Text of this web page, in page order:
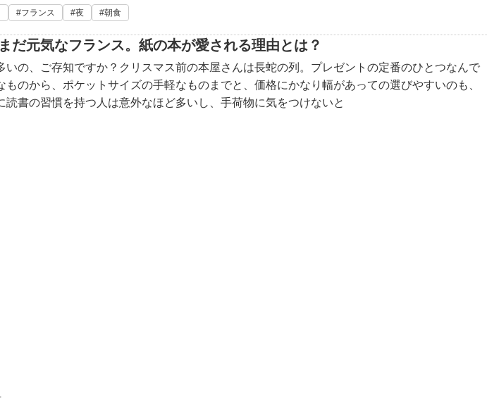
フランス 夜 朝食
だ元気なフランス。紙の本が愛される理由とは？
いの、ご存知ですか？クリスマス前の本屋さんは長蛇の列。プレゼントの定番のひとつなんで
ものから、ポケットサイズの手軽なものまでと、価格にかなり幅があっての選びやすいのも、
読書の習慣を持つ人は意外なほど多いし、手荷物に気をつけないと